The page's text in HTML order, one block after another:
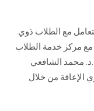
مع الطلاب ذوي
مع مركز خدمة الطلاب
محمد الشافعي
الإعاقة من خلال